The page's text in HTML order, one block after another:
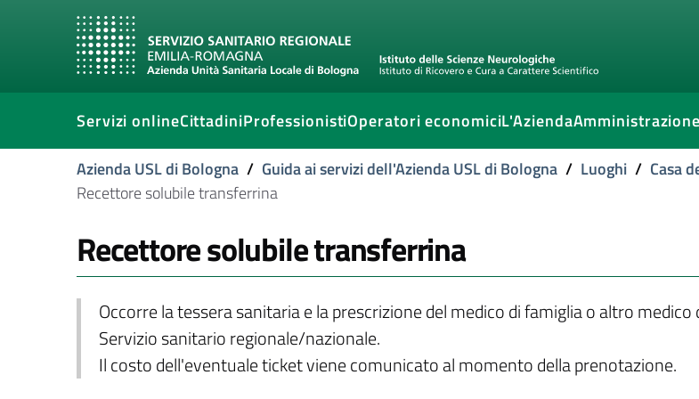
Servizi onlineCittadiniProfessionistiOperatori economiciL'Azienda
Azienda USL di Bologna / Guida ai servizi dell'Azienda USL di Bologna / Luoghi / Casa
Recettore solubile transferrina
Recettore solubile transferrina
Occorre la tessera sanitaria e la prescrizione del medico di famiglia o altro medico
Servizio sanitario regionale/nazionale.
Il costo dell'eventuale ticket viene comunicato al momento della prenotazione.